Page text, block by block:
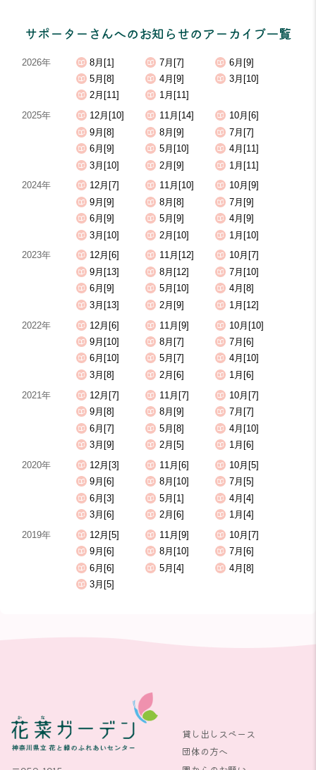
サポーターさんへのお知らせのアーカイブ一覧
2026年 8月[1] 7月[7]
6月[9]
5月[8]
4月[9]
3月[10]
2月[11]
1月[11]
2025年
12月[10] 11月[14]
10月[6]
9月[8]
8月[9]
7月[7]
6月[9]
5月[10]
4月[11]
3月[10]
2月[9]
1月[11]
2024年
12月[7] 11月[10]
10月[9]
9月[9]
8月[8]
7月[9]
6月[9]
5月[9]
4月[9]
3月[10]
2月[10]
1月[10]
2023年
12月[6] 11月[12]
10月[7]
9月[13]
8月[12]
7月[10]
6月[9]
5月[10]
4月[8]
3月[13]
2月[9]
1月[12]
2022年
12月[6] 11月[9]
10月[10]
9月[10]
8月[7]
7月[6]
6月[10]
5月[7]
4月[10]
3月[8]
2月[6]
1月[6]
2021年
12月[7] 11月[7]
10月[7]
9月[8]
8月[9]
7月[7]
6月[7]
5月[8]
4月[10]
3月[9]
2月[5]
1月[6]
2020年
12月[3] 11月[6]
10月[5]
9月[6]
8月[10]
7月[5]
6月[3]
5月[1]
4月[4]
3月[6]
2月[6]
1月[4]
2019年
12月[5] 11月[9]
10月[7]
9月[6]
8月[10]
7月[6]
6月[6]
5月[4]
4月[8]
3月[5]
貸し出しスペース
団体の方へ